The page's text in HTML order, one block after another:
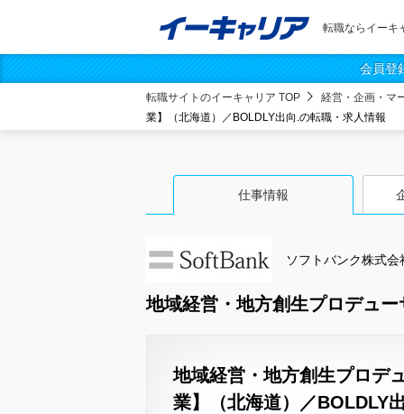
転職ならイーキ
会員登
転職サイトのイーキャリア TOP
経営・企画・マ
業】（北海道）／BOLDLY出向.の転職・求人情報
仕事情報
ソフトバンク株式
地域経営・地方創生プロデュ
地域経営・地方創生プロデ
業】（北海道）／BOLDLY